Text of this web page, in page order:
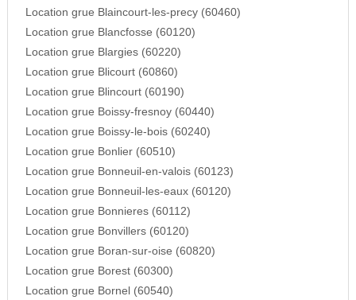
Location grue Blaincourt-les-precy (60460)
Location grue Blancfosse (60120)
Location grue Blargies (60220)
Location grue Blicourt (60860)
Location grue Blincourt (60190)
Location grue Boissy-fresnoy (60440)
Location grue Boissy-le-bois (60240)
Location grue Bonlier (60510)
Location grue Bonneuil-en-valois (60123)
Location grue Bonneuil-les-eaux (60120)
Location grue Bonnieres (60112)
Location grue Bonvillers (60120)
Location grue Boran-sur-oise (60820)
Location grue Borest (60300)
Location grue Bornel (60540)